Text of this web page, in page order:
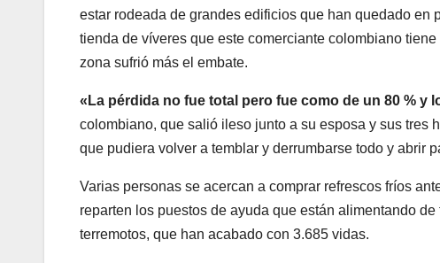
estar rodeada de grandes edificios que han quedado en
tienda de víveres que este comerciante colombiano
zona sufrió más el embate.
«La pérdida no fue total pero fue como de un 80 % y
colombiano, que salió ileso junto a su esposa y sus tres
que pudiera volver a temblar y derrumbarse todo y abrir
Varias personas se acercan a comprar refrescos fríos
reparten los puestos de ayuda que están alimentando
terremotos, que han acabado con 3.685 vidas.